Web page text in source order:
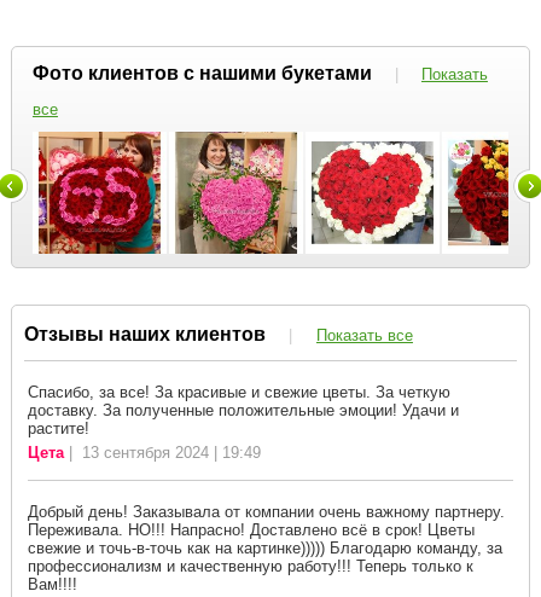
Фото клиентов с нашими букетами |
Показать
все
Отзывы наших клиентов | Показать все
Спасибо, за все! За красивые и свежие цветы. За четкую
доставку. За полученные положительные эмоции! Удачи и
растите!
Цета| 13 сентября 2024 | 19:49
Добрый день! Заказывала от компании очень важному партнеру.
Переживала. НО!!! Напрасно! Доставлено всё в срок! Цветы
свежие и точь-в-точь как на картинке))))) Благодарю команду, за
профессионализм и качественную работу!!! Теперь только к
Вам!!!!